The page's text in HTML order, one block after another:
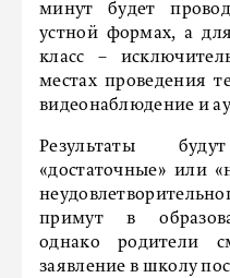
минут будет
устной формах, а
класс –
местах проведения
видеонаблюдение и
Результаты
«достаточные» или
примут в
однако родители
заявление в школу